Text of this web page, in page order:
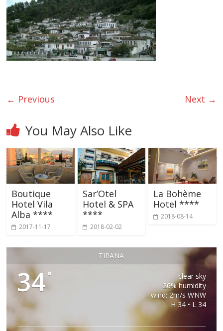
← Previous Next →
You May Also Like
Boutique
Hotel Vila
Alba ****
2017-11-17
Sar’Otel
Hotel & SPA
****
2018-02-02
La Bohème
Hotel ****
2018-08-14
TIRANA
34°
clear sky
26% humidity
wind: 2m/s WNW
H 34 • L 34